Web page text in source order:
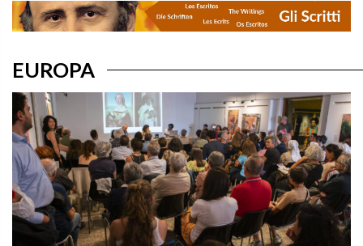
EUROPA